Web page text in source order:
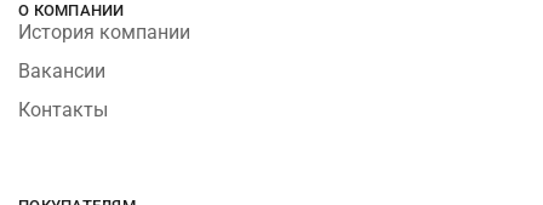
О КОМПАНИИ
История компании
Вакансии
Контакты